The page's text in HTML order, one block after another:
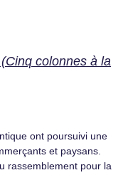
colonnes à la
ont poursuivi une
et paysans.
rassemblement pour la